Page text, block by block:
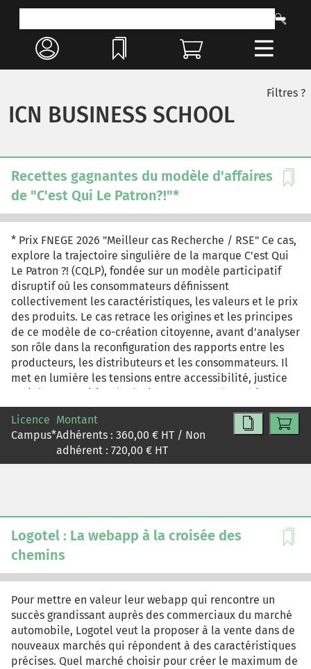
ICN BUSINESS SCHOOL
Filtres ?
Recettes gagnantes du modèle d'affaires
de "C'est Qui Le Patron?!"*
* Prix FNEGE 2026 "Meilleur cas Recherche / RSE" Ce cas,
explore la trajectoire singulière de la marque C'est Qui
Le Patron ?! (CQLP), fondée sur un modèle participatif
disruptif où les consommateurs définissent
collectivement les caractéristiques, les valeurs et le prix
des produits. Le cas retrace les origines et les principes
de ce modèle de co-création citoyenne, avant d'analyser
son rôle dans la reconfiguration des rapports entre les
producteurs, les distributeurs et les consommateurs. Il
met en lumière les tensions entre accessibilité, justice
sociale et transition écologique, au oeur des arbitrages
du marketing responsable. À travers l'étude du parcours
client, du sentiment d'appartenance communautaire et
des stratégies de communication participative, les
étudiants sont invités à comprendre comment une
également une réflexion stratégique sur l'évolution du
marketing à l'ère du consom'acteur, où la performance
se mesure autant par la création de sens partagé pour
les parties prenantes que par les résultats financiers.
Licence
Campus*
Montant
Adhérents : 360,00 € HT / Non
adhérent : 720,00 € HT
Logotel : La webapp à la croisée des
chemins
Pour mettre en valeur leur webapp qui rencontre un
succès grandissant auprès des commerciaux du marché
automobile, Logotel veut la proposer à la vente dans de
nouveaux marchés qui répondent à des caractéristiques
précises. Quel marché choisir pour créer le maximum de